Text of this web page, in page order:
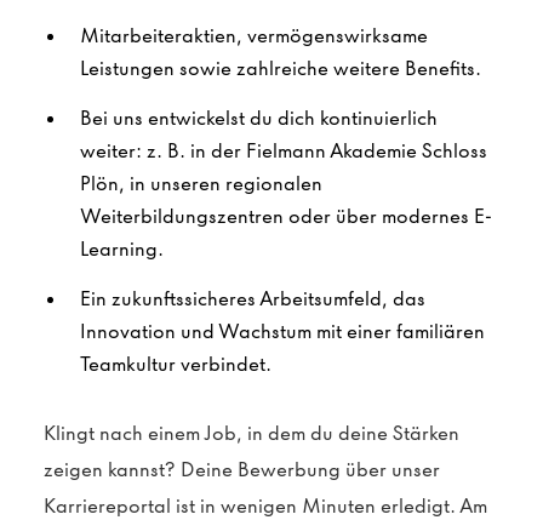
Mitarbeiteraktien, vermögenswirksame
Leistungen sowie zahlreiche weitere Benefits.
Bei uns entwickelst du dich kontinuierlich
weiter: z. B. in der Fielmann Akademie Schloss
Plön, in unseren regionalen
Weiterbildungszentren oder über modernes E-
Learning.
Ein zukunftssicheres Arbeitsumfeld, das
Innovation und Wachstum mit einer familiären
Teamkultur verbindet.
Klingt nach einem Job, in dem du deine Stärken
zeigen kannst? Deine Bewerbung über unser
Karriereportal ist in wenigen Minuten erledigt. Am